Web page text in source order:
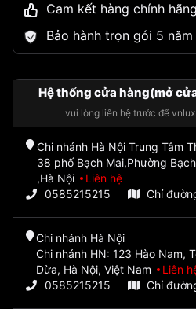
Cam kết hàng chính hãng
Bảo hành trọn gói 5 năm
Hệ thống cửa hàng(mở
vui lòng liên hệ trước để
Chi nhánh Hà Nội Trung Tâm
38 phố Bạch Mai,Phường
,Hà Nội
Liên hệ
0585215215
Chỉ
Chi nhánh Hà Nội
Chi nhánh HN: 123 Hào Nam,
Dừa, Hà Nội, Việt Nam
Liên
0585215215
Chỉ